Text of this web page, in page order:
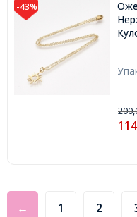
-43%
← 1 2